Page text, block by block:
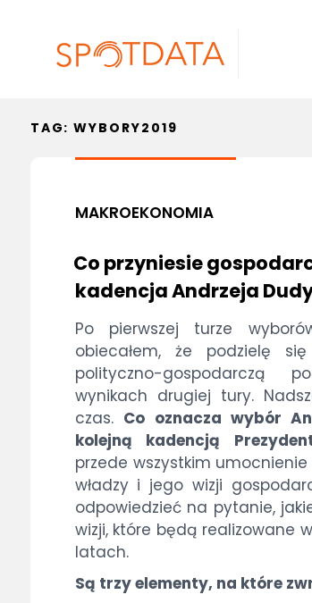
TAG:WYBORY2019
MAKROEKONOMIA
Co przyniesie
kadencja Andrzeja
Po pierwszej turze
obiecałem, że podzielę
polityczno-gospodarczą
wynikach drugiej tury.
czas. Co oznacza wybór
kolejną kadencją
przede wszystkim
władzy i jego wizji
odpowiedzieć na pytanie,
wizji, które będą realizowane
latach.
Są trzy elementy, na które